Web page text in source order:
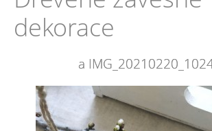
dekorace
a